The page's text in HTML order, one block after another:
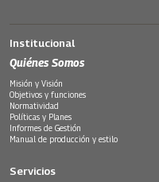
Institucional
Quiénes Somos
Misión y Visión
Objetivos y funciones
Normatividad
Políticas y Planes
Informes de Gestión
Manual de producción y estilo
Servicios